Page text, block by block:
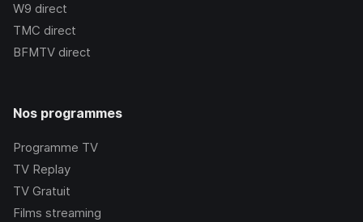
W9 direct
TMC direct
BFMTV direct
Nos programmes
Programme TV
TV Replay
TV Gratuit
Films streaming